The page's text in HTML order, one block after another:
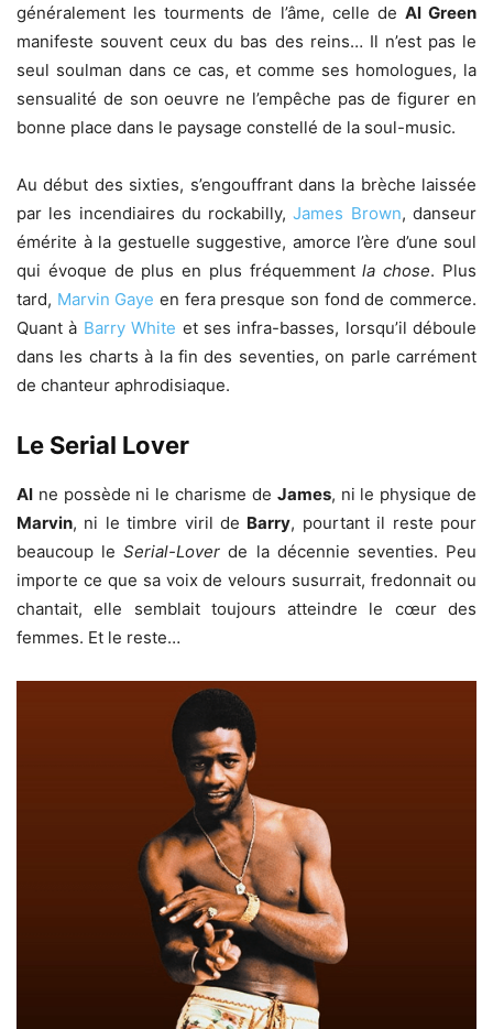
généralement les tourments de l’âme, celle de Al Green
manifeste souvent ceux du bas des reins… Il n’est pas le
seul soulman dans ce cas, et comme ses homologues, la
sensualité de son oeuvre ne l’empêche pas de figurer en
bonne place dans le paysage constellé de la soul-music.
Au début des sixties, s’engouffrant dans la brèche laissée
par les incendiaires du rockabilly,James Brown, danseur
émérite à la gestuelle suggestive, amorce l’ère d’une soul
qui évoque de plus en plus fréquemmentla chose. Plus
tard, Marvin Gaye en fera presque son fond de commerce.
Quant à Barry White et ses infra-basses, lorsqu’il déboule
dans les charts à la fin des seventies, on parle carrément
de chanteur aphrodisiaque.
Le Serial Lover
Al ne possède ni le charisme de James, ni le physique de
Marvin, ni le timbre viril de Barry, pourtant il reste pour
beaucoup leSerial-Lover de la décennie seventies. Peu
importe ce que sa voix de velours susurrait, fredonnait ou
chantait, elle semblait toujours atteindre le cœur des
femmes. Et le reste…